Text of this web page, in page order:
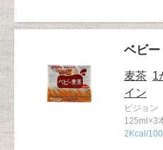
ベビ
麦茶 1
イン
ピジョ
125ml×3
2Kcal/